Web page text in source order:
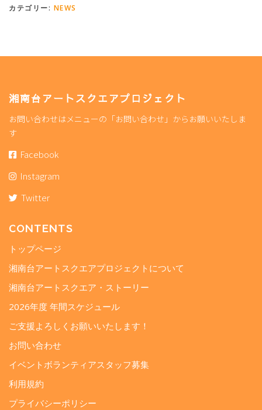
カテゴリー: NEWS
湘南台アートスクエアプロジェクト
お問い合わせはメニューの「お問い合わせ」からお願いいたしま
す
Facebook
Instagram
Twitter
CONTENTS
トップページ
湘南台アートスクエアプロジェクトについて
湘南台アートスクエア・ストーリー
2026年度 年間スケジュール
ご支援よろしくお願いいたします！
お問い合わせ
イベントボランティアスタッフ募集
利用規約
プライバシーポリシー